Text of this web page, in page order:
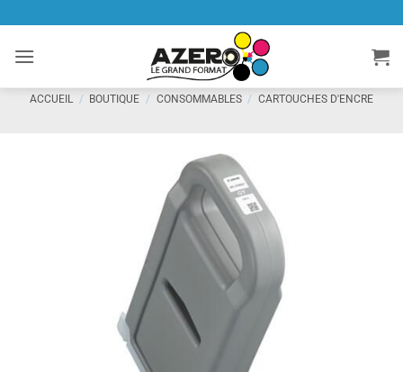
contenu
ACCUEIL / BOUTIQUE / CONSOMMABLES / CARTOUCHES D'ENCRE